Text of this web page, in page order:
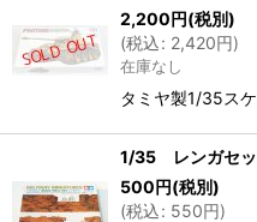
2,200円(税別)
(税込: 2,420円)
在庫なし
タミヤ製1/35ス
1/35 レンガセッ
500円(税別)
(税込: 550円)